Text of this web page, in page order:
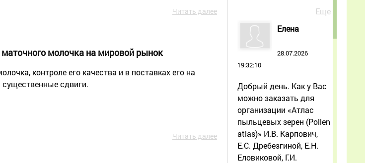
Читать далее
молочка на мировой рынок
контроле его качества и в поставках его на
сдвиги.
Читать далее
Еще
Елена
28.07.2026
19:32:10
Добрый день. Как у Вас
можно заказать для
организации «Атлас
пыльцевых зерен (Pollen
atlas)» И.В. Карпович,
Е.С. Дребезгиной, Е.Н.
Еловиковой, Г.И.